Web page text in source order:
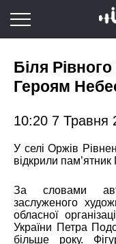
Біля
Героям
10:20 7 Травня
У селі Оржів
відкрили
За словами
заслуженого
обласної
України Петра
більше року.